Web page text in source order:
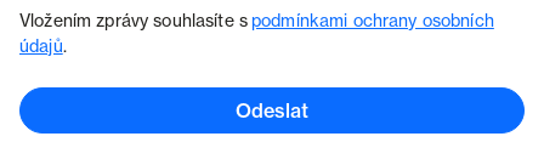
Vložením zprávy souhlasíte spodmínkami ochrany osobních
údajů.
Odeslat